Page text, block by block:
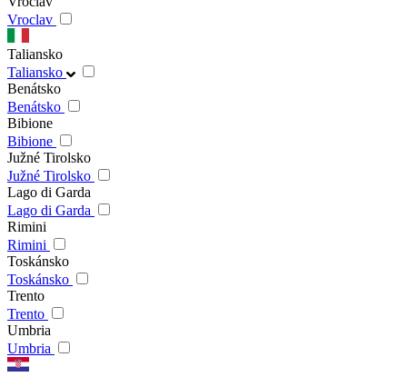
Vroclav
Taliansko
Taliansko
Benátsko
Benátsko
Bibione
Bibione
Južné Tirolsko
Južné Tirolsko
Lago di Garda
Lago di Garda
Rimini
Rimini
Toskánsko
Toskánsko
Trento
Trento
Umbria
Umbria